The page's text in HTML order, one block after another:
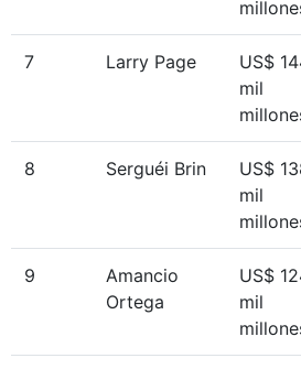
7 Larry Page
US$
mil
8 Serguéi Brin
US$
mil
9
Amancio
Ortega
US$
mil